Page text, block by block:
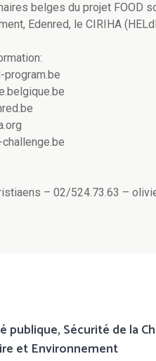
belges du projet FOOD
Edenred, le CIRIHA
– 02/524.73.63 –
publique, Sécurité de la
et Environnement